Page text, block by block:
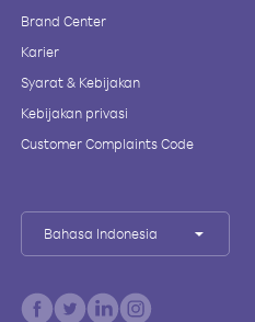
Brand Center
Karier
Syarat & Kebijakan
Kebijakan privasi
Customer Complaints Code
Bahasa Indonesia